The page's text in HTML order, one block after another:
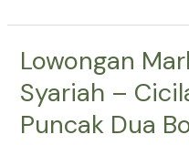
Lowongan
Syariah –
Puncak Dua
Lowongan
Properti
Syariah